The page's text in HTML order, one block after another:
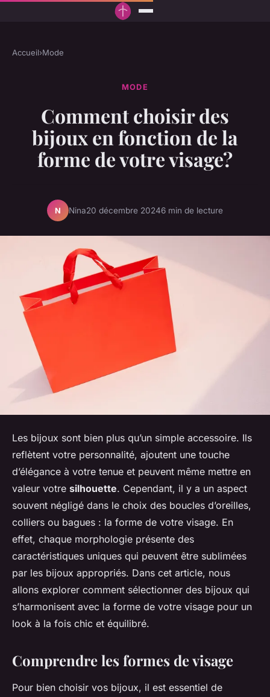
Accueil›Mode
MODE
Comment choisir des
bijoux en fonction de la
forme de votre visage?
N Nina20 décembre 20246 min de lecture
Les bijoux sont bien plus qu’un simple accessoire. Ils
reflètent votre personnalité, ajoutent une touche
d’élégance à votre tenue et peuvent même mettre en
valeur votre silhouette. Cependant, il y a un aspect
souvent négligé dans le choix des boucles d’oreilles,
colliers ou bagues : la forme de votre visage. En
effet, chaque morphologie présente des
caractéristiques uniques qui peuvent être sublimées
par les bijoux appropriés. Dans cet article, nous
allons explorer comment sélectionner des bijoux qui
s’harmonisent avec la forme de votre visage pour un
look à la fois chic et équilibré.
Comprendre les formes de visage
Pour bien choisir vos bijoux, il est essentiel de